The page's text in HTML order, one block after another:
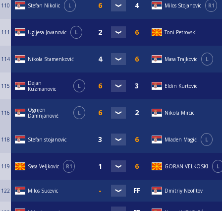
110 Stefan Nikolic L Milos Stojanovic R1
111 Ugljesa Jovanovic L Toni Petrovski
114 Nikola Stamenković Masa Trajkovic L
115
Dejan
Kuzmanovic
L Eldin Kurtovic
116
Ognjen
Damnjanović
L Nikola Mircic
118 Stefan stojanovic Mladen Magić L
119 Sasa Veljkovic R1 GORAN VELKOSKI L
122 Milos Sucevic Dmitriy Neofitov